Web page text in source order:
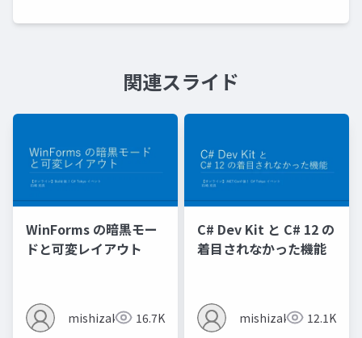
関連スライド
WinForms の暗黒モー
ドと可変レイアウト
mishizaki 16.7K
C# Dev Kit と C# 12 の
着目されなかった機能
mishizaki 12.1K